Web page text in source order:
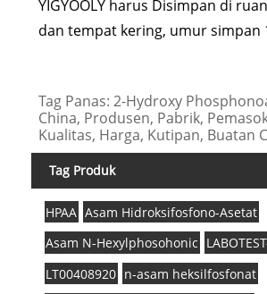
YIGYOOLY harus Disimpan di
dan tempat kering, umur simpan
Tag Panas: 2-Hydroxy
China, Produsen, Pabrik,
Kualitas, Harga, Kutipan, Buatan
Tag Produk
HPAA Asam Hidroksifosfono-Asetat
Asam N-Hexylphosohonic
LT00408920 n-asam heksilfosfonat